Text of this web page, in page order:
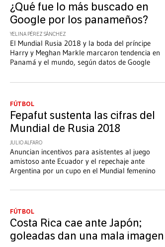
¿Qué fue lo más buscado en
Google por los panameños?
YELINA PÉREZ SÁNCHEZ
El Mundial Rusia 2018 y la boda del príncipe
Harry y Meghan Markle marcaron tendencia en
Panamá y el mundo, según datos de Google
FÚTBOL
Fepafut sustenta las cifras del
Mundial de Rusia 2018
JULIO ALFARO
Anuncian incentivos para asistentes al juego
amistoso ante Ecuador y el repechaje ante
Argentina por un cupo en el Mundial femenino
FÚTBOL
Costa Rica cae ante Japón;
goleadas dan una mala imagen